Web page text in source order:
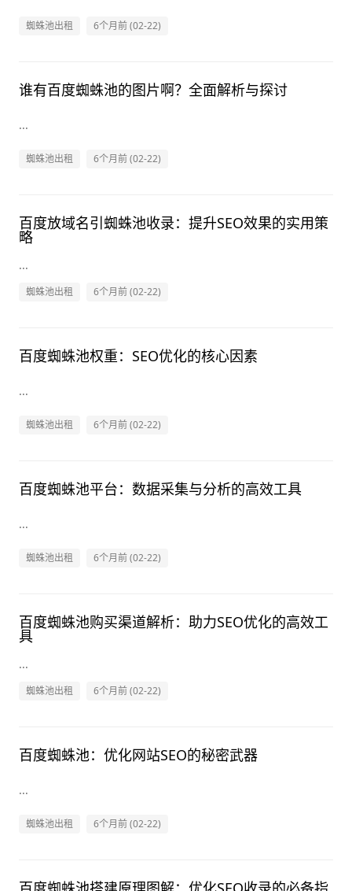
蜘蛛池出租 6个月前 (02-22)
谁有百度蜘蛛池的图片啊？全面解析与探讨
...
蜘蛛池出租 6个月前 (02-22)
百度放域名引蜘蛛池收录：提升SEO效果的实用策
略
...
蜘蛛池出租 6个月前 (02-22)
百度蜘蛛池权重：SEO优化的核心因素
...
蜘蛛池出租 6个月前 (02-22)
百度蜘蛛池平台：数据采集与分析的高效工具
...
蜘蛛池出租 6个月前 (02-22)
百度蜘蛛池购买渠道解析：助力SEO优化的高效工
具
...
蜘蛛池出租 6个月前 (02-22)
百度蜘蛛池：优化网站SEO的秘密武器
...
蜘蛛池出租 6个月前 (02-22)